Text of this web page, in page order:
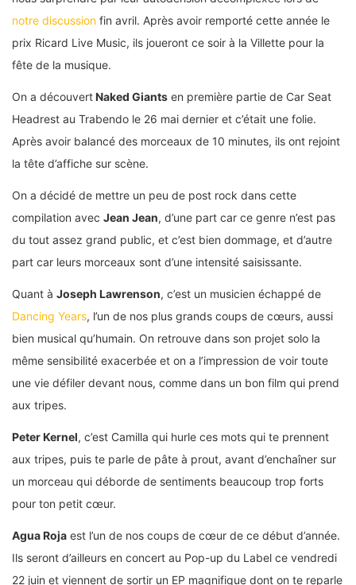
notre discussion fin avril. Après avoir remporté cette année le
prix Ricard Live Music, ils joueront ce soir à la Villette pour la
fête de la musique.
On a découvertNaked Giants en première partie de Car Seat
Headrest au Trabendo le 26 mai dernier et c’était une folie.
Après avoir balancé des morceaux de 10 minutes, ils ont rejoint
la tête d’affiche sur scène.
On a décidé de mettre un peu de post rock dans cette
compilation avec Jean Jean, d’une part car ce genre n’est pas
du tout assez grand public, et c’est bien dommage, et d’autre
part car leurs morceaux sont d’une intensité saisissante.
Quant à Joseph Lawrenson, c’est un musicien échappé de
Dancing Years, l’un de nos plus grands coups de cœurs, aussi
bien musical qu’humain. On retrouve dans son projet solo la
même sensibilité exacerbée et on a l’impression de voir toute
une vie défiler devant nous, comme dans un bon film qui prend
aux tripes.
Peter Kernel, c’est Camilla qui hurle ces mots qui te prennent
aux tripes, puis te parle de pâte à prout, avant d’enchaîner sur
un morceau qui déborde de sentiments beaucoup trop forts
pour ton petit cœur.
Agua Roja est l’un de nos coups de cœur de ce début d’année.
Ils seront d’ailleurs en concert au Pop-up du Label ce vendredi
22 juin et viennent de sortir un EP magnifique dont on te reparle